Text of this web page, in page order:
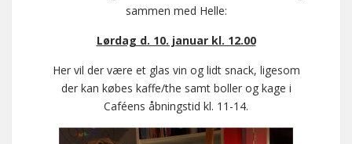
sammen med Helle:
Lørdag d. 10. januar kl. 12.00
Her vil der være et glas vin og lidt snack, ligesom
der kan købes kaffe/the samt boller og kage i
Caféens åbningstid kl. 11-14.